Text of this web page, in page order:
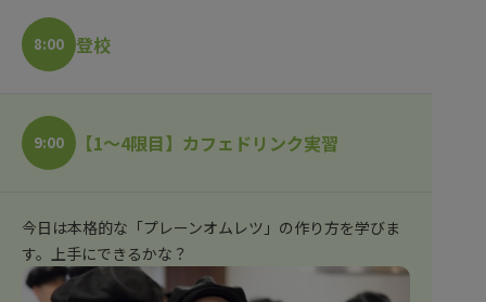
8:00 登校
9:00 【1～4限目】カフェドリンク実習
今日は本格的な「プレーンオムレツ」の作り方を学びま
す。上手にできるかな？